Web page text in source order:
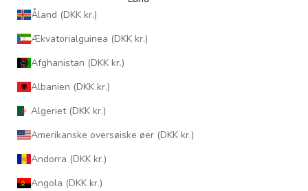
Åland (DKK kr.)
Ækvatorialguinea (DKK kr.)
Afghanistan (DKK kr.)
Albanien (DKK kr.)
Algeriet (DKK kr.)
Amerikanske oversøiske øer (DKK kr.)
Andorra (DKK kr.)
Angola (DKK kr.)